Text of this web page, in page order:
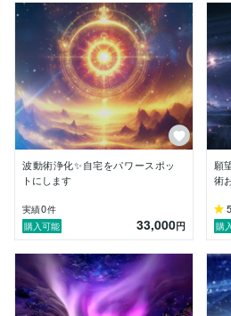
私は波動やエネルギー、創造の
使いこなします。波動の世界で
ってきます。緊急のメッセージ
す。私と話をするだけで良いこ
した、というご報告を多く頂き
現在は個人のリピーター様のみ
クにより予約満了となることも
かなか待機が出来ないこともご
待機してまいります。
すぐに返せない場合もございま
ます。
波動術浄化✨自宅をパワースポッ
トにします
実績0件
購入可能
33,000円
願
術
購